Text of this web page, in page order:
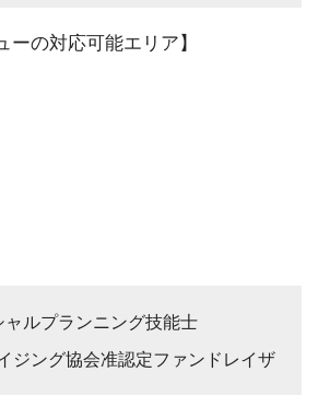
ーの対応可能エリア】
ルプランニング技能士
ジング協会准認定ファンドレイザ